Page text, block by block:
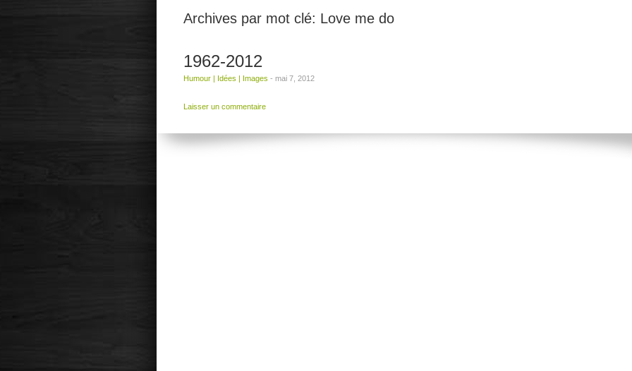
Archives par mot clé: Love me do
1962-2012
Humour Idées Images - mai 7, 2012
Laisser un commentaire